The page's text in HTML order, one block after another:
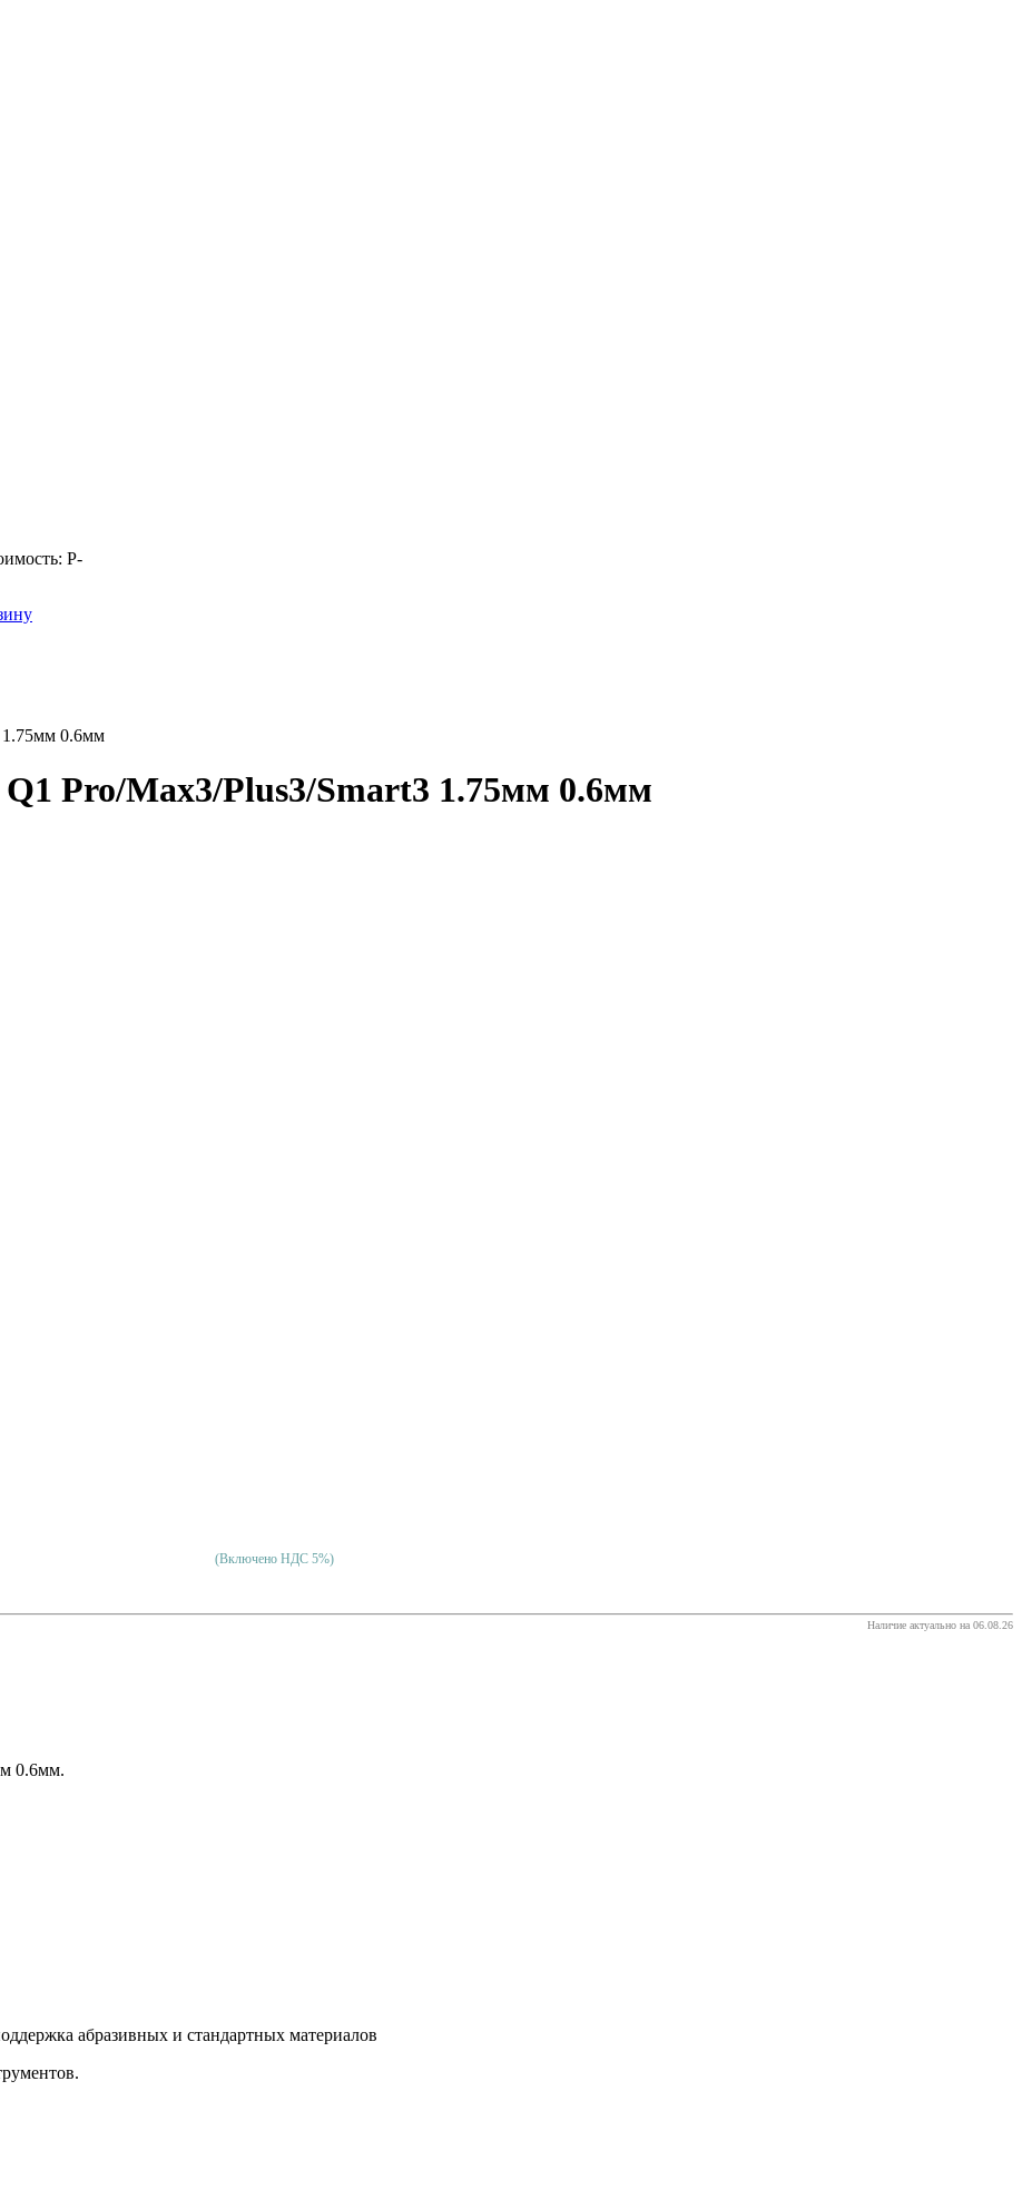
Р-
1.75мм 0.6мм
Pro/Max3/Plus3/Smart3 1.75мм 0.6мм
(Включено НДС 5%)
Наличие актуально на 06.08.26
0.6мм.
абразивных и стандартных материалов